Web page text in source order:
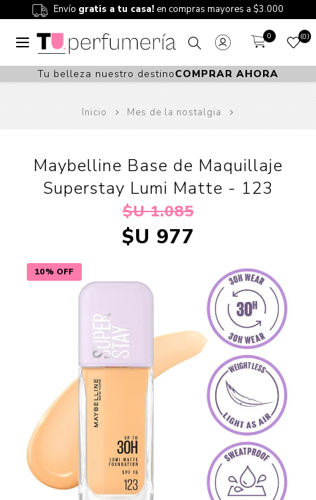
Envío gratis a tu casa! en compras mayores a $3.000
0 0
Tu belleza nuestro destinoCOMPRAR AHORA
Inicio Mes de la nostalgia
10% OFF
Maybelline Base de Maquillaje
Superstay Lumi Matte - 123
$U 1.085
$U 977